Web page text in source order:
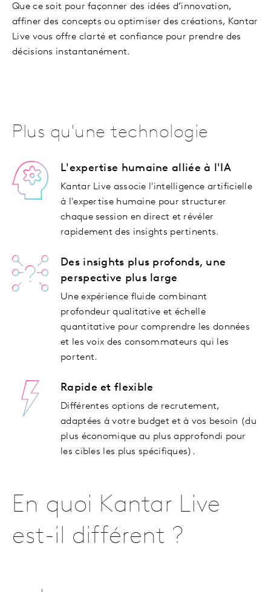
Que ce soit pour façonner des idées d’innovation,
affiner des concepts ou optimiser des créations, Kantar
Live vous offre clarté et confiance pour prendre des
décisions instantanément.
Plus qu'une technologie
L'expertise humaine alliée à l'IA
Kantar Live associe l'intelligence artificielle
à l'expertise humaine pour structurer
chaque session en direct et révéler
rapidement des insights pertinents.
Des insights plus profonds, une
perspective plus large
Une expérience fluide combinant
profondeur qualitative et échelle
quantitative pour comprendre les données
et les voix des consommateurs qui les
portent.
Rapide et flexible
Différentes options de recrutement,
adaptées à votre budget et à vos besoin (du
plus économique au plus approfondi pour
les cibles les plus spécifiques).
En quoi Kantar Live
est-il différent ?